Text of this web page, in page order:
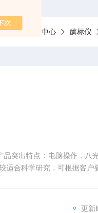
页 产品中心 酶标仪
突出特点：电脑操作，八
适合科学研究，可根据客户
更新